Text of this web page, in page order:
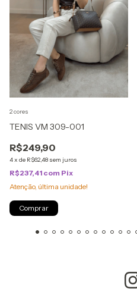
TENIS VM 309-001
R$249,90
4x de R$62,48 sem juros
R$237,41 com Pix
Atenção, última unidade!
2 cores
Comprar